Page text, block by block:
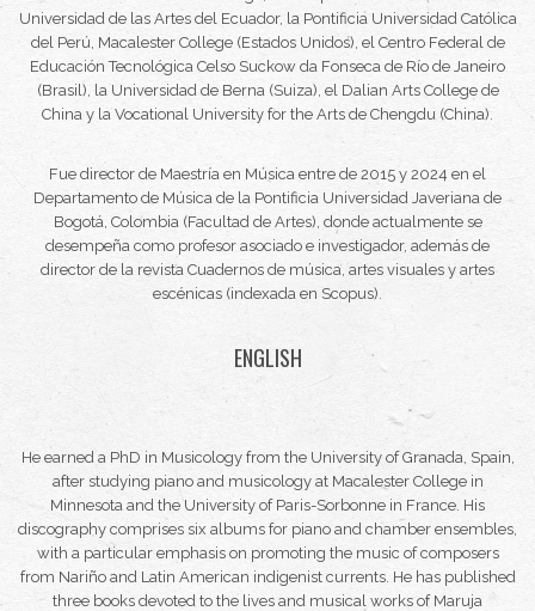
Universidad de las Artes del Ecuador, la Pontificia Universidad Católica
del Perú, Macalester College (Estados Unidos), el Centro Federal de
Educación Tecnológica Celso Suckow da Fonseca de Río de Janeiro
(Brasil), la Universidad de Berna (Suiza), el Dalian Arts College de
China y la Vocational University for the Arts de Chengdu (China).
Fue director de Maestría en Música entre de 2015 y 2024 en el
Departamento de Música de la Pontificia Universidad Javeriana de
Bogotá, Colombia (Facultad de Artes), donde actualmente se
desempeña como profesor asociado e investigador, además de
director de la revista Cuadernos de música, artes visuales y artes
escénicas (indexada en Scopus).
ENGLISH
He earned a PhD in Musicology from the University of Granada, Spain,
after studying piano and musicology at Macalester College in
Minnesota and the University of Paris-Sorbonne in France. His
discography comprises six albums for piano and chamber ensembles,
with a particular emphasis on promoting the music of composers
from Nariño and Latin American indigenist currents. He has published
three books devoted to the lives and musical works of Maruja